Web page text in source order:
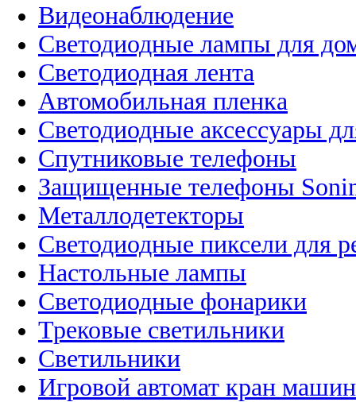
Видеонаблюдение
Светодиодные лампы для
Светодиодная лента
Автомобильная пленка
Светодиодные аксессуары
Спутниковые телефоны
Защищенные телефоны
Металлодетекторы
Светодиодные пиксели для
Настольные лампы
Светодиодные фонарики
Трековые светильники
Светильники
Игровой автомат кран